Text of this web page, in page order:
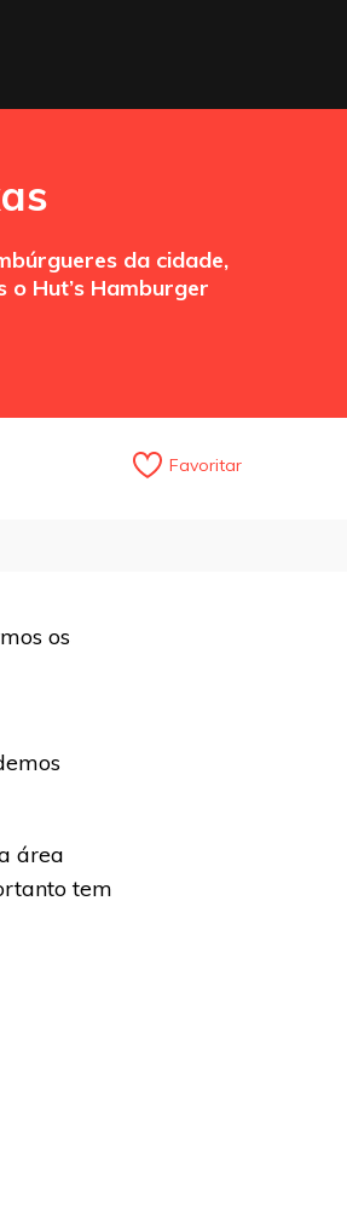
da cidade,
Hut’s Hamburger
Favoritar
os
área
tem